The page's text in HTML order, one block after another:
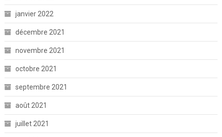
janvier 2022
décembre 2021
novembre 2021
octobre 2021
septembre 2021
août 2021
juillet 2021